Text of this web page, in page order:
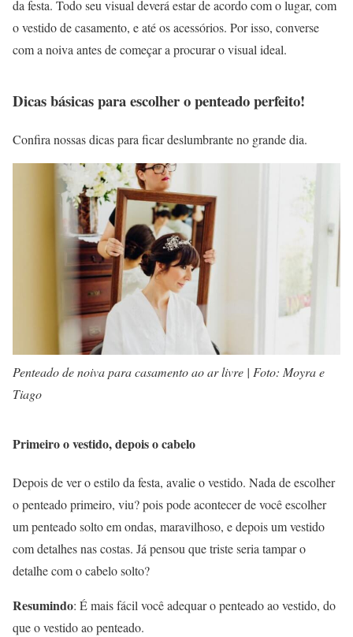
da festa. Todo seu visual deverá estar de acordo com o lugar, com
o vestido de casamento, e até os acessórios. Por isso, converse
com a noiva antes de começar a procurar o visual ideal.
Dicas básicas para escolher o penteado perfeito!
Confira nossas dicas para ficar deslumbrante no grande dia.
Penteado de noiva para casamento ao ar livre | Foto: Moyra e
Tiago
Primeiro o vestido, depois o cabelo
Depois de ver o estilo da festa, avalie o vestido. Nada de escolher
o penteado primeiro, viu? pois pode acontecer de você escolher
um penteado solto em ondas, maravilhoso, e depois um vestido
com detalhes nas costas. Já pensou que triste seria tampar o
detalhe com o cabelo solto?
Resumindo: É mais fácil você adequar o penteado ao vestido, do
que o vestido ao penteado.